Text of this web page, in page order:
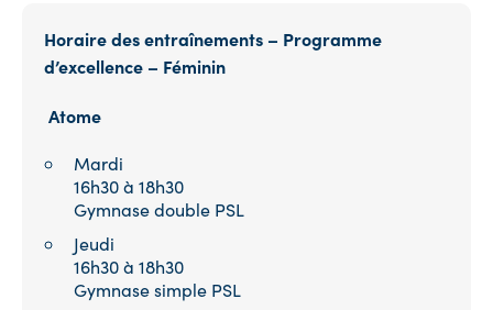
Horaire des entraînements – Programme
d’excellence – Féminin
Atome
Mardi
16h30 à 18h30
Gymnase double PSL
Jeudi
16h30 à 18h30
Gymnase simple PSL